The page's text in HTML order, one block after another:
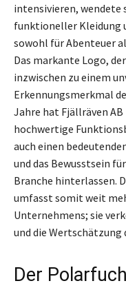
intensivieren, wendete
funktioneller Kleidung
sowohl für Abenteuer
Das markante Logo,
inzwischen zu einem
Erkennungsmerkmal
Jahre hat Fjällräven
hochwertige
auch einen
und das Bewusstsein
Branche hinterlassen.
umfasst somit weit
Unternehmens; sie
und die Wertschätzung
Der